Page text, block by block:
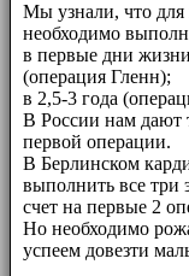
Мы узнали, что для
необходимо
в первые дни
(операция Гленн);
в 2,5-3 года
В России нам дают
первой операции.
В Берлинском
выполнить все три
счет на первые 2
Но необходимо
успеем довезти